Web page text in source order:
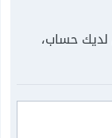
لديك حساب،